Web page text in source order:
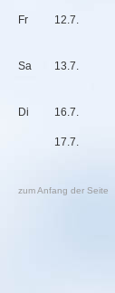
Fr 12.7.
Sa 13.7.
Di 16.7.
17.7.
zum Anfang der Seite